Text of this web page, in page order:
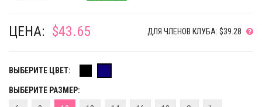
ЦЕНА: $43.65 ДЛЯ ЧЛЕНОВ КЛУБА: $39.28
ВЫБЕРИТЕ ЦВЕТ:
ВЫБЕРИТЕ РАЗМЕР: